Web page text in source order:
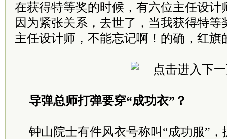
在获得特等奖的时候，有六位主任设计
因为紧张关系，去世了，当我获得特等
主任设计师，不能忘记啊！的确，红旗
导弹总师打弹要穿“成功衣”？
钟山院士有件风衣号称叫“成功服”